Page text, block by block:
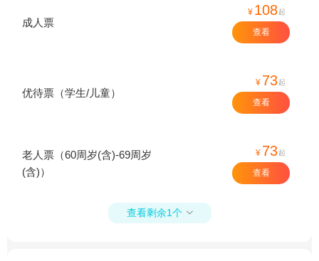
成人票
¥ 108起
查看
优待票（学生/儿童）
¥ 73起
查看
老人票（60周岁(含)-69周岁
(含)）
¥ 73起
查看
查看剩余1个 